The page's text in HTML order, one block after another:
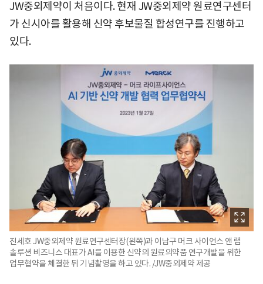
JW중외제약이 처음이다. 현재 JW중외제약 원료연구센터
가 신시아를 활용해 신약 후보물질 합성연구를 진행하고
있다.
진세호 JW중외제약 원료연구센터장(왼쪽)과 이남구 머크 사이언스 앤 랩
솔루션 비즈니스 대표가 AI를 이용한 신약의 원료의약품 연구개발을 위한
업무협약을 체결한 뒤 기념촬영을 하고 있다. /JW중외제약 제공